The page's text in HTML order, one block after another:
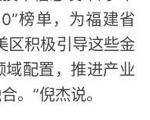
榜单，为福建省
区积极引导这些金
配置，推进产业
。”倪杰说。